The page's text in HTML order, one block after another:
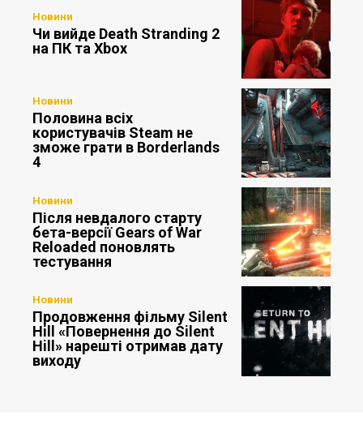
Новини
Чи вийде Death Stranding 2
на ПК та Xbox
Новини
Половина всіх
користувачів Steam не
зможе грати в Borderlands
4
Новини
Після невдалого старту
бета-версії Gears of War
Reloaded поновлять
тестування
Новини
Продовження фільму Silent
Hill «Повернення до Silent
Hill» нарешті отримав дату
виходу